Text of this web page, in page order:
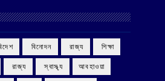
‌ বিনোদন ‌ রাজ্য ‌ শিক্ষা
‌ রাজ্য ‌ স্বাস্থ্য আবহাওয়া